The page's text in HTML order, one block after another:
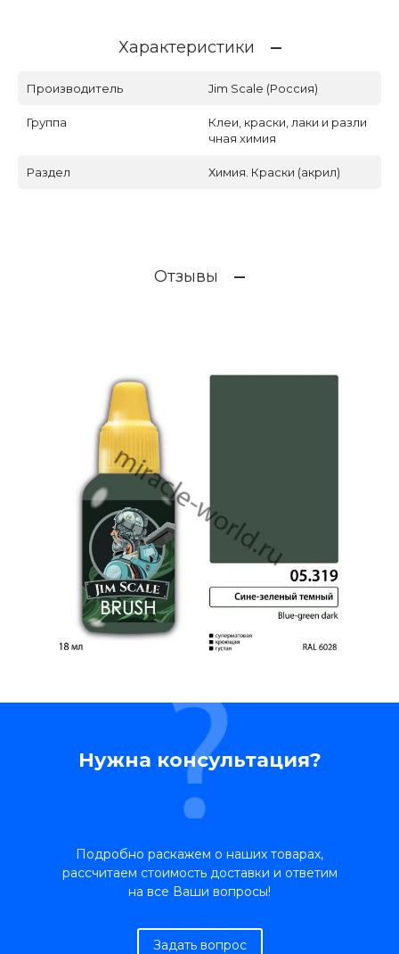
Характеристики
Производитель Jim Scale (Россия)
Группа
Клеи, краски, лаки и разли
чная химия
Раздел Химия. Краски (акрил)
Отзывы
Нужна консультация?
Подробно раскажем о наших товарах,
рассчитаем стоимость доставки и ответим
на все Ваши вопросы!
Задать вопрос